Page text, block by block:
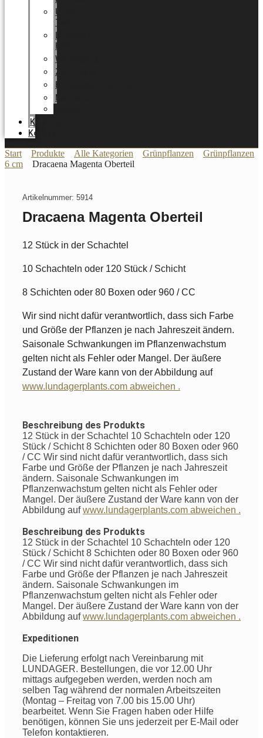
Unser
Team
HOME
Werdegang
Zertifikate
Energieoptimierung
Neuheiten
Katalog
Kontakt
Start Produkte Alle Kategorien Grünpflanzen
Grünpflanzen
6 cm
Dracaena Magenta Oberteil
Artikelnummer: 5914
Dracaena Magenta Oberteil
12 Stück in der Schachtel
10 Schachteln oder 120 Stück / Schicht
8 Schichten oder 80 Boxen oder 960 / CC
Wir sind nicht dafür verantwortlich, dass sich Farbe
und Größe der Pflanzen je nach Jahreszeit ändern.
Saisonale Schwankungen im Pflanzenwachstum
gelten nicht als Fehler oder Mangel. Der äußere
Zustand der Ware kann von der Abbildung auf
www.lundagerplants.com abweichen .
Beschreibung des Produkts
12 Stück in der Schachtel 10 Schachteln oder 120
Stück / Schicht 8 Schichten oder 80 Boxen oder 960
/ CC Wir sind nicht dafür verantwortlich, dass sich
Farbe und Größe der Pflanzen je nach Jahreszeit
ändern. Saisonale Schwankungen im
Pflanzenwachstum gelten nicht als Fehler oder
Mangel. Der äußere Zustand der Ware kann von der
Abbildung aufwww.lundagerplants.com abweichen .
Beschreibung des Produkts
12 Stück in der Schachtel 10 Schachteln oder 120
Stück / Schicht 8 Schichten oder 80 Boxen oder 960
/ CC Wir sind nicht dafür verantwortlich, dass sich
Farbe und Größe der Pflanzen je nach Jahreszeit
ändern. Saisonale Schwankungen im
Pflanzenwachstum gelten nicht als Fehler oder
Mangel. Der äußere Zustand der Ware kann von der
Abbildung aufwww.lundagerplants.com abweichen .
Expeditionen
Die Lieferung erfolgt nach Vereinbarung mit
LUNDAGER. Bestellungen, die vor 12.00 Uhr
mittags aufgegeben werden, werden noch am
selben Tag während der normalen Arbeitszeiten
(Montag – Freitag von 7.00 bis 15.00 Uhr)
bearbeitet. Wenn Sie Fragen haben oder Hilfe
benötigen, können Sie uns jederzeit per E-Mail oder
Telefon kontaktieren.